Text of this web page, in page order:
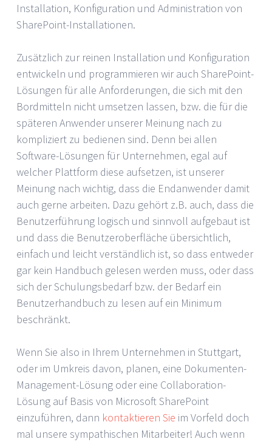
Installation, Konfiguration und Administration von
SharePoint-Installationen.
Zusätzlich zur reinen Installation und Konfiguration
entwickeln und programmieren wir auch SharePoint-
Lösungen für alle Anforderungen, die sich mit den
Bordmitteln nicht umsetzen lassen, bzw. die für die
späteren Anwender unserer Meinung nach zu
kompliziert zu bedienen sind. Denn bei allen
Software-Lösungen für Unternehmen, egal auf
welcher Plattform diese aufsetzen, ist unserer
Meinung nach wichtig, dass die Endanwender damit
auch gerne arbeiten. Dazu gehört z.B. auch, dass die
Benutzerführung logisch und sinnvoll aufgebaut ist
und dass die Benutzeroberfläche übersichtlich,
einfach und leicht verständlich ist, so dass entweder
gar kein Handbuch gelesen werden muss, oder dass
sich der Schulungsbedarf bzw. der Bedarf ein
Benutzerhandbuch zu lesen auf ein Minimum
beschränkt.
Wenn Sie also in Ihrem Unternehmen in Stuttgart,
oder im Umkreis davon, planen, eine Dokumenten-
Management-Lösung oder eine Collaboration-
Lösung auf Basis von Microsoft SharePoint
einzuführen, dann kontaktieren Sie im Vorfeld doch
mal unsere sympathischen Mitarbeiter! Auch wenn